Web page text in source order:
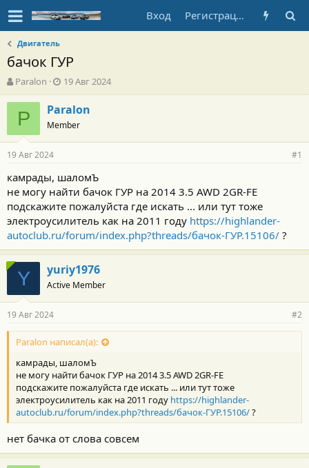
Вход Регистрация
Двигатель
бачок ГУР
А
в
т
т
е
м
ы
Paralon
Д
а
т
а
н
а
а
л
а
19 Авг 2024
P Paralon
Member
19 Авг 2024 #1
камрады, шаломЪ
не могу найти бачок ГУР на 2014 3.5 AWD 2GR-FE
подскажите пожалуйста где искать ... или тут тоже
электроусилитель как на 2011 году https://highlander-
autoclub.ru/forum/index.php?threads/бачок-ГУР.15106/ ?
Y yuriy1976
Active Member
19 Авг 2024 #2
Paralon написал(а):
камрады, шаломЪ
не могу найти бачок ГУР на 2014 3.5 AWD 2GR-FE
подскажите пожалуйста где искать ... или тут тоже
электроусилитель как на 2011 году https://highlander-
autoclub.ru/forum/index.php?threads/бачок-ГУР.15106/?
нет бачка от слова совсем